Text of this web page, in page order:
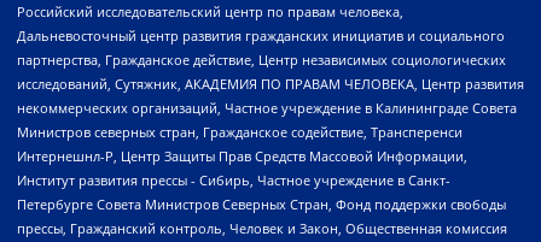
Российский исследовательский центр по правам человека,
Дальневосточный центр развития гражданских инициатив и социального
партнерства, Гражданское действие, Центр независимых социологических
исследований, Сутяжник, АКАДЕМИЯ ПО ПРАВАМ ЧЕЛОВЕКА, Центр развития
некоммерческих организаций, Частное учреждение в Калининграде Совета
Министров северных стран, Гражданское содействие, Трансперенси
Интернешнл-Р, Центр Защиты Прав Средств Массовой Информации,
Институт развития прессы - Сибирь, Частное учреждение в Санкт-
Петербурге Совета Министров Северных Стран, Фонд поддержки свободы
прессы, Гражданский контроль, Человек и Закон, Общественная комиссия